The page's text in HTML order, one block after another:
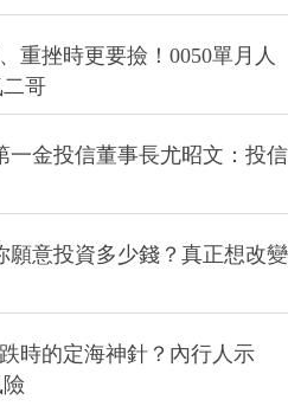
重挫時更要撿！0050單月人
哥
一金投信董事長尤昭文：投信
願意投資多少錢？真正想改變
時的定海神針？內行人示